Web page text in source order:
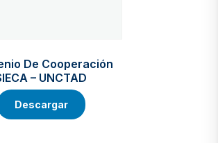
De Cooperación
– UNCTAD
Descargar